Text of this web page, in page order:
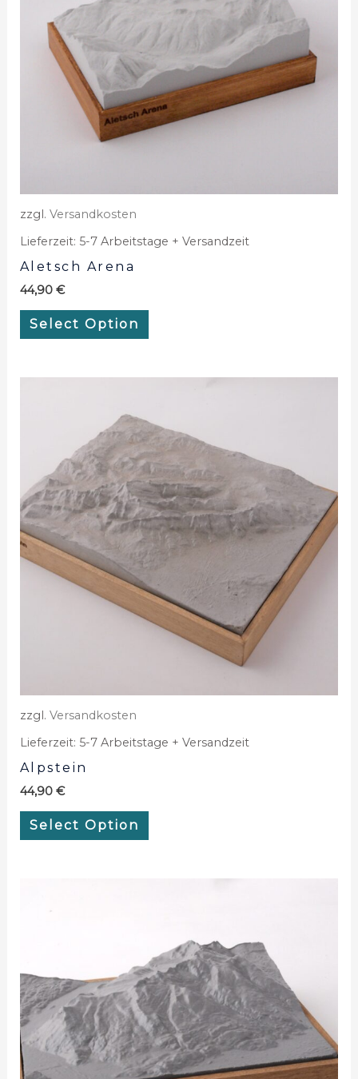
zzgl. Versandkosten
Lieferzeit: 5-7 Arbeitstage + Versandzeit
Aletsch Arena
44,90 €
Select Option
zzgl. Versandkosten
Lieferzeit: 5-7 Arbeitstage + Versandzeit
Alpstein
44,90 €
Select Option